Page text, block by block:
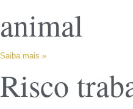
animal
Saiba mais »
Risco